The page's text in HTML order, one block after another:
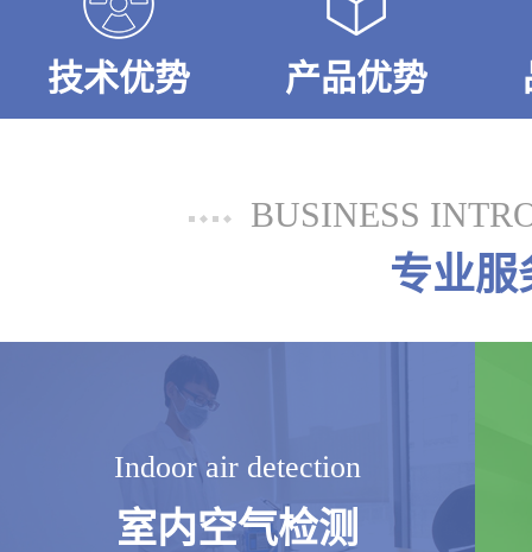
技术优势 产品优势
BUSINESS
专业服
Indoor air detection
室内空气检测